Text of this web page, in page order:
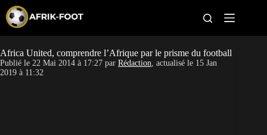
p
o
c
CAN féminine
Africa United, comprendre l’Afrique par le prisme du football
Publié le 22 Mai 2014 à 17:27 par Rédaction, actualisé le 15 Jan
2019 à 11:32